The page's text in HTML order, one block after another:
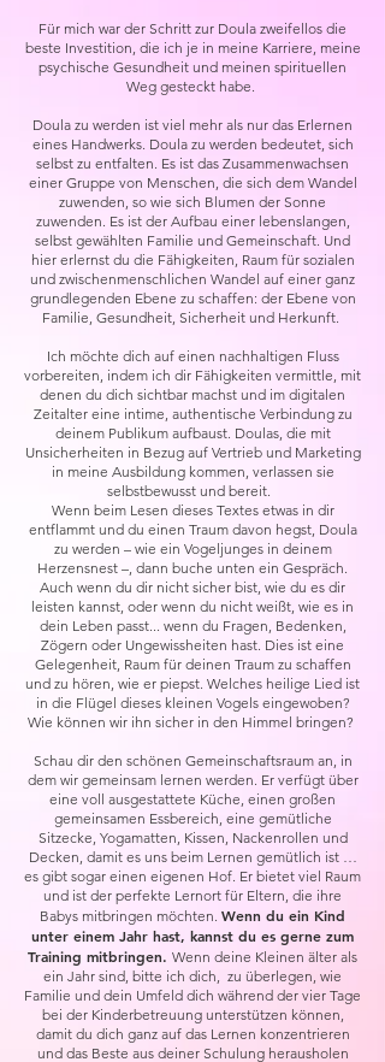
Für mich war der Schritt zur Doula zweifellos die
beste Investition, die ich je in meine Karriere, meine
psychische Gesundheit und meinen spirituellen
Weg gesteckt habe. ​​
​Doula zu werden ist viel mehr als nur das Erlernen
eines Handwerks. Doula zu werden bedeutet, sich
selbst zu entfalten. Es ist das Zusammenwachsen
einer Gruppe von Menschen, die sich dem Wandel
zuwenden, so wie sich Blumen der Sonne
zuwenden. Es ist der Aufbau einer lebenslangen,
selbst gewählten Familie und Gemeinschaft. Und
hier erlernst du die Fähigkeiten, Raum für sozialen
und zwischenmenschlichen Wandel auf einer ganz
grundlegenden Ebene zu schaffen: der Ebene von
Familie, Gesundheit, Sicherheit und Herkunft.
Ich möchte dich auf einen nachhaltigen Fluss
vorbereiten, indem ich dir Fähigkeiten vermittle, mit
denen du dich sichtbar machst und im digitalen
Zeitalter eine intime, authentische Verbindung zu
deinem Publikum aufbaust. Doulas, die mit
Unsicherheiten in Bezug auf Vertrieb und Marketing
in meine Ausbildung kommen, verlassen sie
selbstbewusst und bereit. ​ ​​
Wenn beim Lesen dieses Textes etwas in dir
entflammt und du einen Traum davon hegst, Doula
zu werden – wie ein Vogeljunges in deinem
Herzensnest –, dann buche unten ein Gespräch.
Auch wenn du dir nicht sicher bist, wie du es dir
leisten kannst, oder wenn du nicht weißt, wie es in
dein Leben passt... wenn du Fragen, Bedenken,
Zögern oder Ungewissheiten hast. Dies ist eine
Gelegenheit, Raum für deinen Traum zu schaffen
und zu hören, wie er piepst. Welches heilige Lied ist
in die Flügel dieses kleinen Vogels eingewoben?
Wie können wir ihn sicher in den Himmel bringen? ​
Schau dir den schönen Gemeinschaftsraum an, in
dem wir gemeinsam lernen werden. Er verfügt über
eine voll ausgestattete Küche, einen großen
gemeinsamen Essbereich, eine gemütliche
Sitzecke, Yogamatten, Kissen, Nackenrollen und
Decken, damit es uns beim Lernen gemütlich ist …
es gibt sogar einen eigenen Hof. Er bietet viel Raum
und ist der perfekte Lernort für Eltern, die ihre
Babys mitbringen möchten. Wenn du ein Kind
unter einem Jahr hast, kannst du es gerne zum
Training mitbringen. Wenn deine Kleinen älter als
ein Jahr sind, bitte ich dich, zu überlegen, wie
Familie und dein Umfeld dich während der vier Tage
bei der Kinderbetreuung unterstützen können,
damit du dich ganz auf das Lernen konzentrieren
und das Beste aus deiner Schulung herausholen